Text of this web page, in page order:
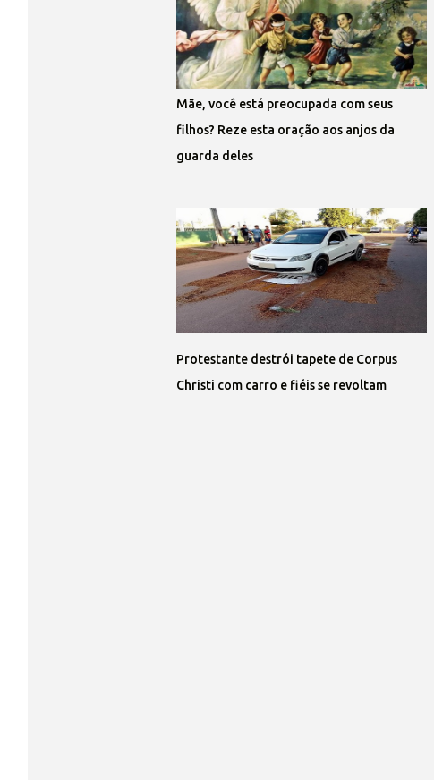
Mãe, você está preocupada com seus
filhos? Reze esta oração aos anjos da
guarda deles
Protestante destrói tapete de Corpus
Christi com carro e fiéis se revoltam